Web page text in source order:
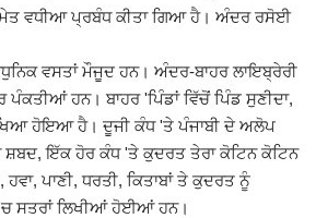
ਵਧੀਆ ਪ੍ਰਬੰਧ ਕੀਤਾ ਗਿਆ ਹੈ। ਅੰਦਰ ਰਸੋਈ
ਵਸਤਾਂ ਮੌਜੂਦ ਹਨ। ਅੰਦਰ-ਬਾਹਰ ਲਾਇਬ੍ਰੇਰੀ
ਹਨ। ਬਾਹਰ 'ਪਿੰਡਾਂ ਵਿੱਚੋਂ ਪਿੰਡ ਸੁਣੀਦਾ,
ਹੋਇਆ ਹੈ। ਦੂਜੀ ਕੰਧ 'ਤੇ ਪੰਜਾਬੀ ਦੇ ਅਲੋਪ
ਸ਼ਬਦ, ਇੱਕ ਹੋਰ ਕੰਧ 'ਤੇ ਕੁਦਰਤ ਤੇਰਾ ਕੋਟਿਨ ਕੋਟਿਨ
ਪਾਣੀ, ਧਰਤੀ, ਕਿਤਾਬਾਂ ਤੇ ਕੁਦਰਤ ਨੂੰ
'ਚ ਸਤਰਾਂ ਲਿਖੀਆਂ ਹੋਈਆਂ ਹਨ।